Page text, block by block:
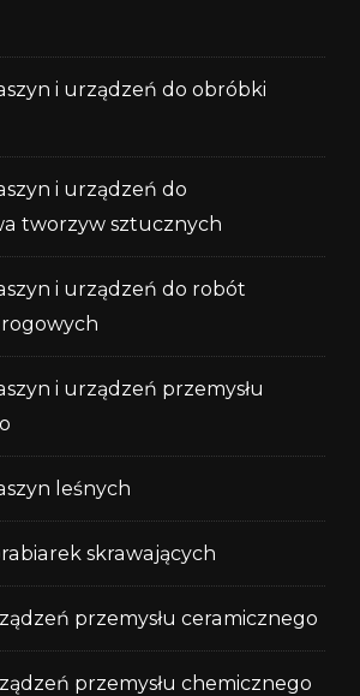
i urządzeń do obróbki
i urządzeń do
tworzyw sztucznych
i urządzeń do robót
i urządzeń przemysłu
leśnych
skrawających
przemysłu ceramicznego
przemysłu chemicznego